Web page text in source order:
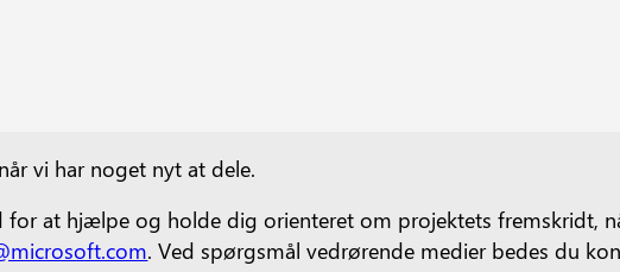
vi har noget nyt at dele.
for at hjælpe og holde dig orienteret om projektets fremskridt,
. Ved spørgsmål vedrørende medier bedes du